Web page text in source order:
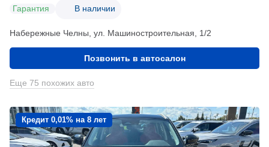
Гарантия В наличии
Набережные Челны, ул. Машиностроительная, 1/2
Позвонить в автосалон
Еще 75 похожих авто
Кредит 0,01% на 8 лет